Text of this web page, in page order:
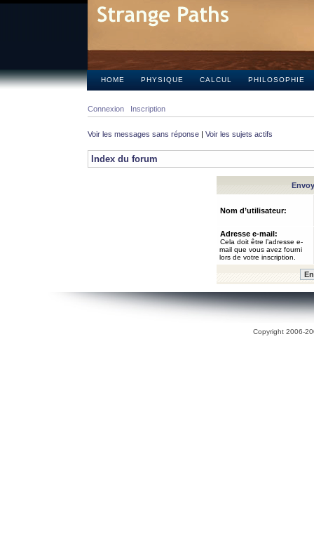
HOME PHYSIQUE CALCUL PHILOSOPHIE
Connexion Inscription
Voir les messages sans réponse | Voir les sujets actifs
Index du forum
Nom d’utilisateur:
Adresse e-mail:
Cela doit être l’adresse e-
mail que vous avez fourni
lors de votre inscription.
Copyright 2006-